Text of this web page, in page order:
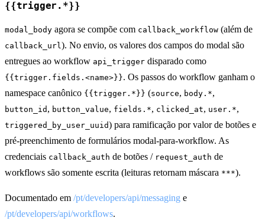
{{trigger.*}}
modal_body agora se compõe com callback_workflow (além de
callback_url ). No envio, os valores dos campos do modal são
entregues ao workflow api_trigger disparado como
{{trigger.fields.<name>}}. Os passos do workflow ganham o
namespace canônico {{trigger.*}} (source, body.*,
button_id , button_value, fields.*, clicked_at, user.*,
triggered_by_user_uuid) para ramificação por valor de botões e
pré-preenchimento de formulários modal-para-workflow. As
credenciais callback_auth de botões / request_auth de
workflows são somente escrita (leituras retornam máscara ***).
Documentado em /pt/developers/api/messaging e
/pt/developers/api/workflows.